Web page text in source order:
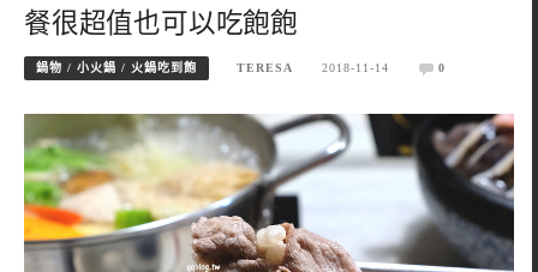
餐很超值也可以吃飽飽
鍋物 / 小火鍋 / 火鍋吃到飽 TERESA 2018-11-14 0